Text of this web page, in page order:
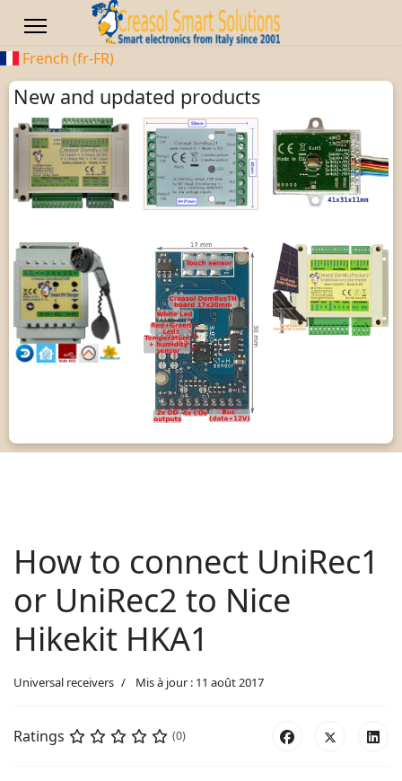
French (fr-FR)
New and updated products
How to connect UniRec1
or UniRec2 to Nice
Hikekit HKA1
Universal receivers Mis à jour : 11 août 2017
Ratings (0)